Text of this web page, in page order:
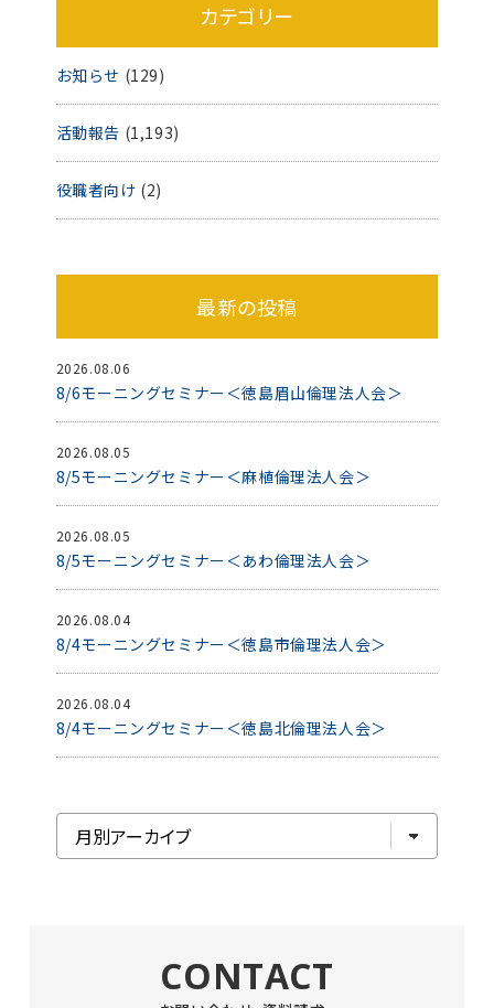
カテゴリー
お知らせ (129)
活動報告 (1,193)
役職者向け (2)
最新の投稿
2026.08.06
8/6モーニングセミナー＜徳島眉山倫理法人会＞
2026.08.05
8/5モーニングセミナー＜麻植倫理法人会＞
2026.08.05
8/5モーニングセミナー＜あわ倫理法人会＞
2026.08.04
8/4モーニングセミナー＜徳島市倫理法人会＞
2026.08.04
8/4モーニングセミナー＜徳島北倫理法人会＞
CONTACT